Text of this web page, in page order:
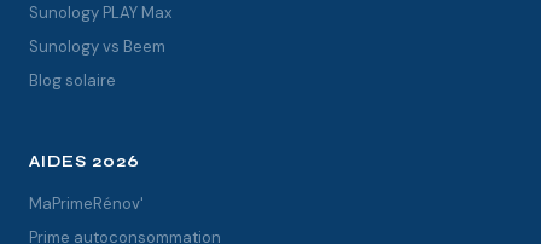
Sunology PLAY Max
Sunology vs Beem
Blog solaire
AIDES 2026
MaPrimeRénov'
Prime autoconsommation